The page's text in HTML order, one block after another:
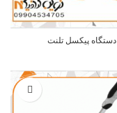
دستگاه پیکسل تلنت